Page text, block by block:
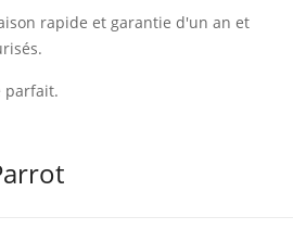
rapide et garantie d'un an et
parfait.